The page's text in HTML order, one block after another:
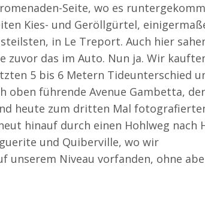
Seite, wo es
Kies- und Geröllgürtel,
in Le Treport. Auch hier
zuvor das im Auto. Nun ja. Wir
5 bis 6 Metern Tideunterschied
oben führende Avenue Gambetta,
heute zum dritten Mal
hinauf durch einen Hohlweg nach
und Quiberville, wo wir
unserem Niveau vorfanden, ohne